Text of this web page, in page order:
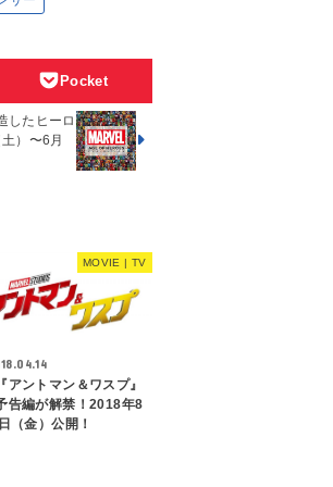
Pocket
したヒーロ
）〜6月
MOVIE | TV
アントマン＆ワスプ』
告編が解禁！2018年8
（金）公開！